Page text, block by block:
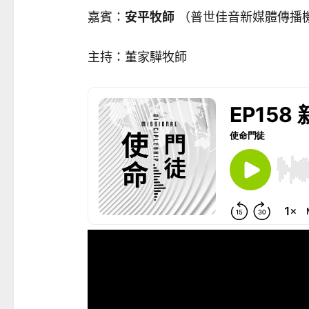
嘉賓： 安平牧師（普世佳音新媒體傳播
主持：董家驊牧師